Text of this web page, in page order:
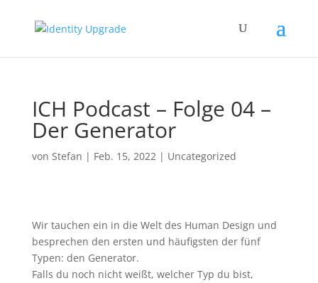
ICH Podcast – Folge 04 –
Der Generator
von Stefan | Feb. 15, 2022| Uncategorized
Wir tauchen ein in die Welt des Human Design und
besprechen den ersten und häufigsten der fünf
Typen: den Generator.
Falls du noch nicht weißt, welcher Typ du bist,